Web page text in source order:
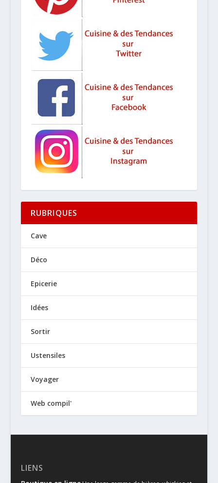
RUBRIQUES
Cave
Déco
Epicerie
Idées
Sortir
Ustensiles
Voyager
Web compil'
LIENS